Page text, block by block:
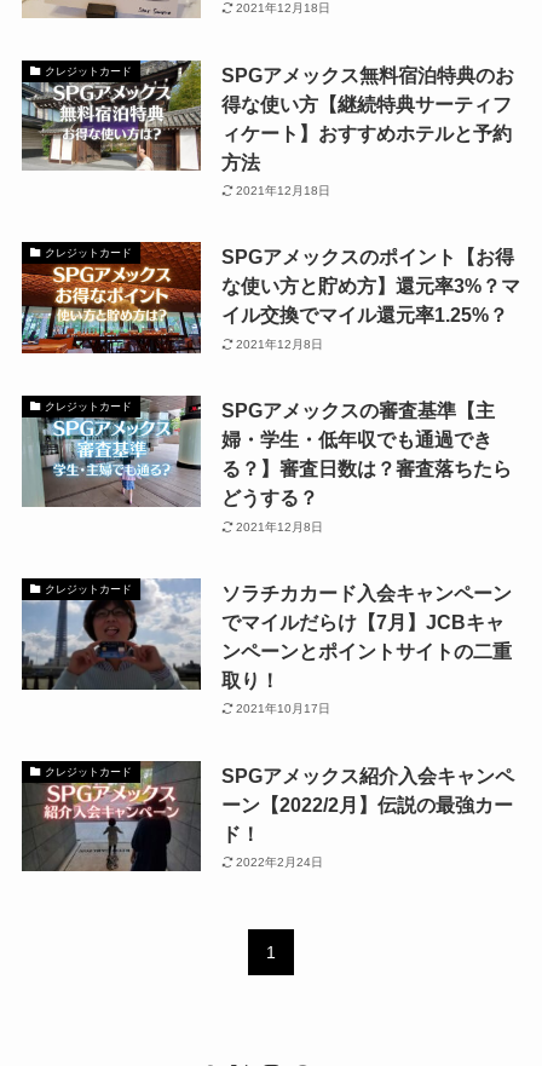
2021年12月18日
クレジットカード
SPGアメックス無料宿泊特典のお
得な使い方【継続特典サーティフ
ィケート】おすすめホテルと予約
方法
2021年12月18日
クレジットカード
SPGアメックスのポイント【お得
な使い方と貯め方】還元率3%？マ
イル交換でマイル還元率1.25%？
2021年12月8日
クレジットカード
SPGアメックスの審査基準【主
婦・学生・低年収でも通過でき
る？】審査日数は？審査落ちたら
どうする？
2021年12月8日
クレジットカード
ソラチカカード入会キャンペーン
でマイルだらけ【7月】JCBキャ
ンペーンとポイントサイトの二重
取り！
2021年10月17日
クレジットカード
SPGアメックス紹介入会キャンペ
ーン【2022/2月】伝説の最強カー
ド！
2022年2月24日
1